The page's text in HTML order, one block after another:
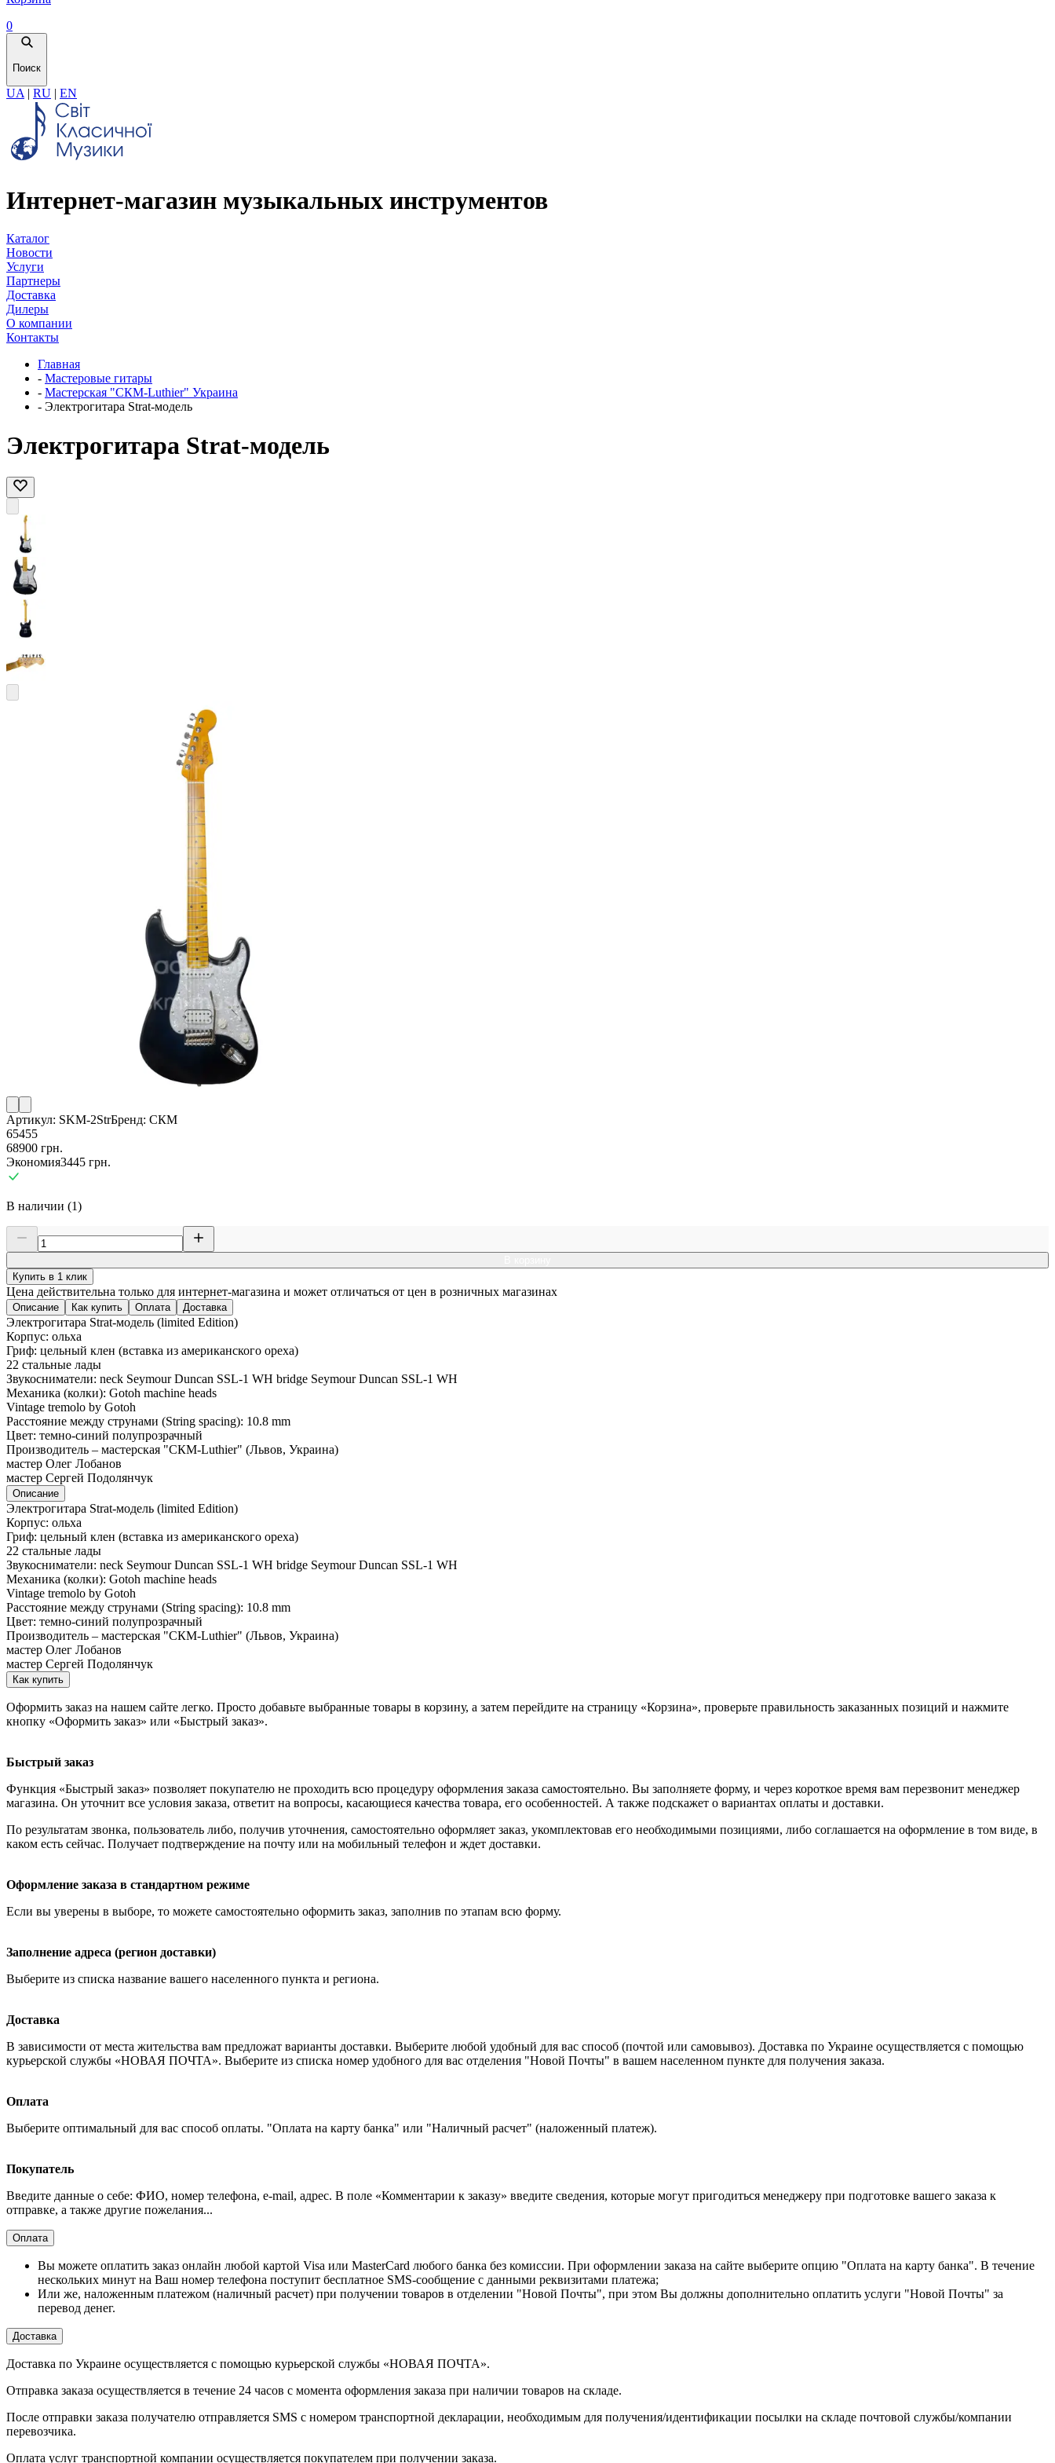
0
Поиск
UA | RU | EN
Интернет-магазин музыкальных инструментов
Каталог
Новости
Услуги
Партнеры
Доставка
Дилеры
О компании
Контакты
Главная
- Мастеровые гитары
- Мастерская "СКМ-Luthier" Украина
- Электрогитара Strat-модель
Электрогитара Strat-модель
Артикул: SKM-2StrБренд: СКМ
65455
68900 грн.
Экономия3445 грн.
В наличии (1)
Купить в 1 клик
Цена действительна только для интернет-магазина и может отличаться от цен в розничных магазинах
Описание Как купить Оплата Доставка
Электрогитара Strat-модель (limited Edition)
Корпус: ольха
Гриф: цельный клен (вставка из американского ореха)
22 стальные лады
Звукосниматели: neck Seymour Duncan SSL-1 WH bridge Seymour Duncan SSL-1 WH
Механика (колки): Gotoh machine heads
Vintage tremolo by Gotoh
Расстояние между струнами (String spacing): 10.8 mm
Цвет: темно-синий полупрозрачный
Производитель – мастерская "СКМ-Luthier" (Львов, Украина)
мастер Олег Лобанов
мастер Сергей Подолянчук
Описание
Электрогитара Strat-модель (limited Edition)
Корпус: ольха
Гриф: цельный клен (вставка из американского ореха)
22 стальные лады
Звукосниматели: neck Seymour Duncan SSL-1 WH bridge Seymour Duncan SSL-1 WH
Механика (колки): Gotoh machine heads
Vintage tremolo by Gotoh
Расстояние между струнами (String spacing): 10.8 mm
Цвет: темно-синий полупрозрачный
Производитель – мастерская "СКМ-Luthier" (Львов, Украина)
мастер Олег Лобанов
мастер Сергей Подолянчук
Как купить
Оформить заказ на нашем сайте легко. Просто добавьте выбранные товары в корзину, а затем перейдите на страницу «Корзина», проверьте правильность заказанных позиций и нажмите
кнопку «Оформить заказ» или «Быстрый заказ».
Быстрый заказ
Функция «Быстрый заказ» позволяет покупателю не проходить всю процедуру оформления заказа самостоятельно. Вы заполняете форму, и через короткое время вам перезвонит менеджер
магазина. Он уточнит все условия заказа, ответит на вопросы, касающиеся качества товара, его особенностей. А также подскажет о вариантах оплаты и доставки.
По результатам звонка, пользователь либо, получив уточнения, самостоятельно оформляет заказ, укомплектовав его необходимыми позициями, либо соглашается на оформление в том виде, в
каком есть сейчас. Получает подтверждение на почту или на мобильный телефон и ждет доставки.
Оформление заказа в стандартном режиме
Если вы уверены в выборе, то можете самостоятельно оформить заказ, заполнив по этапам всю форму.
Заполнение адреса (регион доставки)
Выберите из списка название вашего населенного пункта и региона.
Доставка
В зависимости от места жительства вам предложат варианты доставки. Выберите любой удобный для вас способ (почтой или самовывоз). Доставка по Украине осуществляется с помощью
курьерской службы «НОВАЯ ПОЧТА». Выберите из списка номер удобного для вас отделения "Новой Почты" в вашем населенном пункте для получения заказа.
Оплата
Выберите оптимальный для вас способ оплаты. "Оплата на карту банка" или "Наличный расчет" (наложенный платеж).
Покупатель
Введите данные о себе: ФИО, номер телефона, e-mail, адрес. В поле «Комментарии к заказу» введите сведения, которые могут пригодиться менеджеру при подготовке вашего заказа к
отправке, а также другие пожелания...
Оплата
Вы можете оплатить заказ онлайн любой картой Visa или MasterCard любого банка без комиссии. При оформлении заказа на сайте выберите опцию "Оплата на карту банка". В течение
нескольких минут на Ваш номер телефона поступит бесплатное SMS-сообщение с данными реквизитами платежа;
Или же, наложенным платежом (наличный расчет) при получении товаров в отделении "Новой Почты", при этом Вы должны дополнительно оплатить услуги "Новой Почты" за
перевод денег.
Доставка
Доставка по Украине осуществляется с помощью курьерской службы «НОВАЯ ПОЧТА».
Отправка заказа осуществляется в течение 24 часов с момента оформления заказа при наличии товаров на складе.
После отправки заказа получателю отправляется SMS с номером транспортной декларации, необходимым для получения/идентификации посылки на складе почтовой службы/компании
перевозчика.
Оплата услуг транспортной компании осуществляется покупателем при получении заказа.